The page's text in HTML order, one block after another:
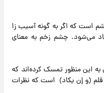
است که اگر به گونه آسیب زا
می‌شود. چشم زخم به معنای
به این منظور تمسک کرده‌اند که
موارد آیات ۵۱ و ۵۲ سوره قلم (و إن یکاد) است که نظرات